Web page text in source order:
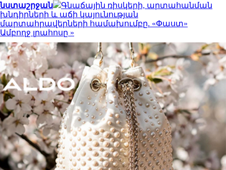
նստաշրջան
Գնաճային ռիսկերի, արտահանման
խնդիրների և աճի կայունության
մարտահրավերների համախումբը. «Փաստ»
Ամբողջ լրահոսը »